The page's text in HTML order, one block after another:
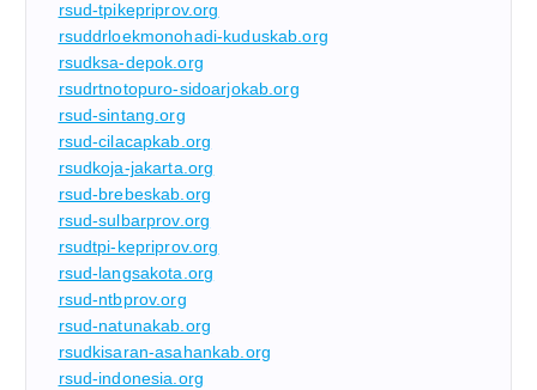
rsud-tpikepriprov.org
rsuddrloekmonohadi-kuduskab.org
rsudksa-depok.org
rsudrtnotopuro-sidoarjokab.org
rsud-sintang.org
rsud-cilacapkab.org
rsudkoja-jakarta.org
rsud-brebeskab.org
rsud-sulbarprov.org
rsudtpi-kepriprov.org
rsud-langsakota.org
rsud-ntbprov.org
rsud-natunakab.org
rsudkisaran-asahankab.org
rsud-indonesia.org